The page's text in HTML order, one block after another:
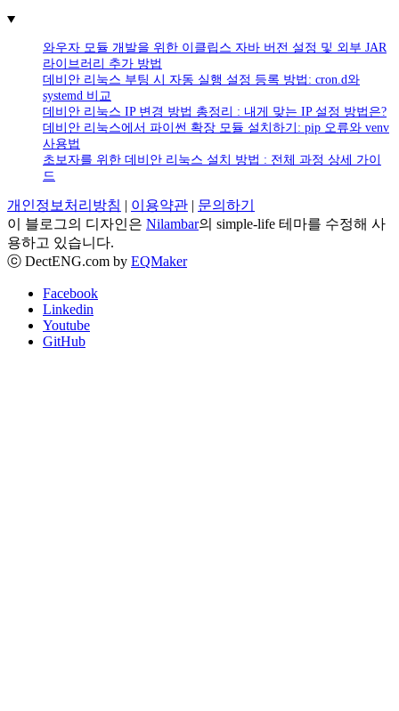
와우자 모듈 개발을 위한 이클립스 자바 버전 설정 및 외부 JAR
라이브러리 추가 방법
데비안 리눅스 부팅 시 자동 실행 설정 등록 방법: cron.d와
systemd 비교
데비안 리눅스 IP 변경 방법 총정리 : 내게 맞는 IP 설정 방법은?
데비안 리눅스에서 파이썬 확장 모듈 설치하기: pip 오류와 venv
사용법
초보자를 위한 데비안 리눅스 설치 방법 : 전체 과정 상세 가이
드
개인정보처리방침 | 이용약관 | 문의하기
이 블로그의 디자인은 Nilambar의 simple-life 테마를 수정해 사
용하고 있습니다.
ⓒ DectENG.com by EQMaker
Facebook
Linkedin
Youtube
GitHub